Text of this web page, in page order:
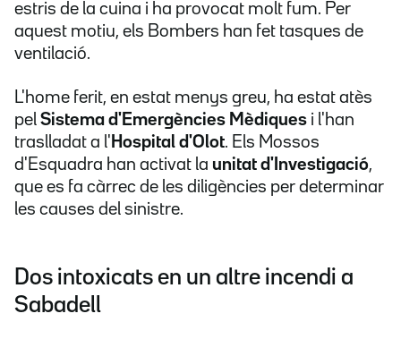
estris de la cuina i ha provocat molt fum. Per
aquest motiu, els Bombers han fet tasques de
ventilació.
L'home ferit, en estat menys greu, ha estat atès
pel Sistema d'Emergències Mèdiques i l'han
traslladat a l' Hospital d'Olot. Els Mossos
d'Esquadra han activat la unitat d'Investigació,
que es fa càrrec de les diligències per determinar
les causes del sinistre.
Dos intoxicats en un altre incendi a
Sabadell